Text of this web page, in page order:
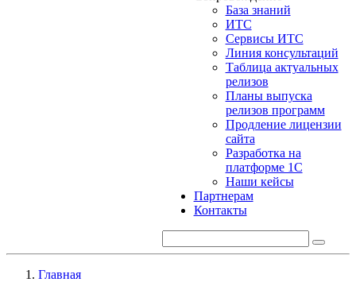
База знаний
ИТС
Сервисы ИТС
Линия консультаций
Таблица актуальных
релизов
Планы выпуска
релизов программ
Продление лицензии
сайта
Разработка на
платформе 1С
Наши кейсы
Партнерам
Контакты
Главная